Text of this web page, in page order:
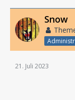
Snow
21. Juli 2023